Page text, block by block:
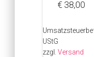
€ 38,00
UStG
zzgl. Versand